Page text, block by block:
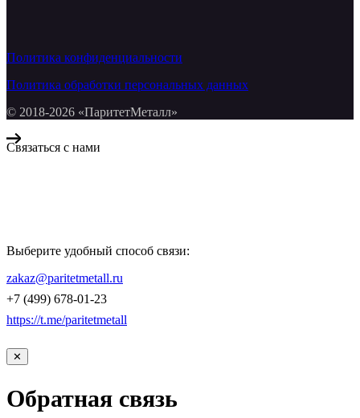
Политика конфиденциальности
Политика обработки персональных данных
© 2018-2026 «ПаритетМеталл»
Связаться с нами
Выберите удобный способ связи:
zakaz@paritetmetall.ru
+7 (499) 678-01-23
https://t.me/paritetmetall
✕
Обратная связь